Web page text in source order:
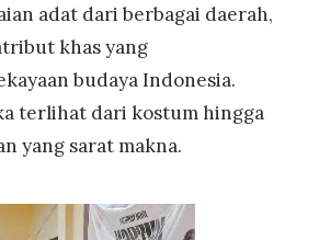
adat dari berbagai daerah,
khas yang
budaya Indonesia.
terlihat dari kostum hingga
yang sarat makna.